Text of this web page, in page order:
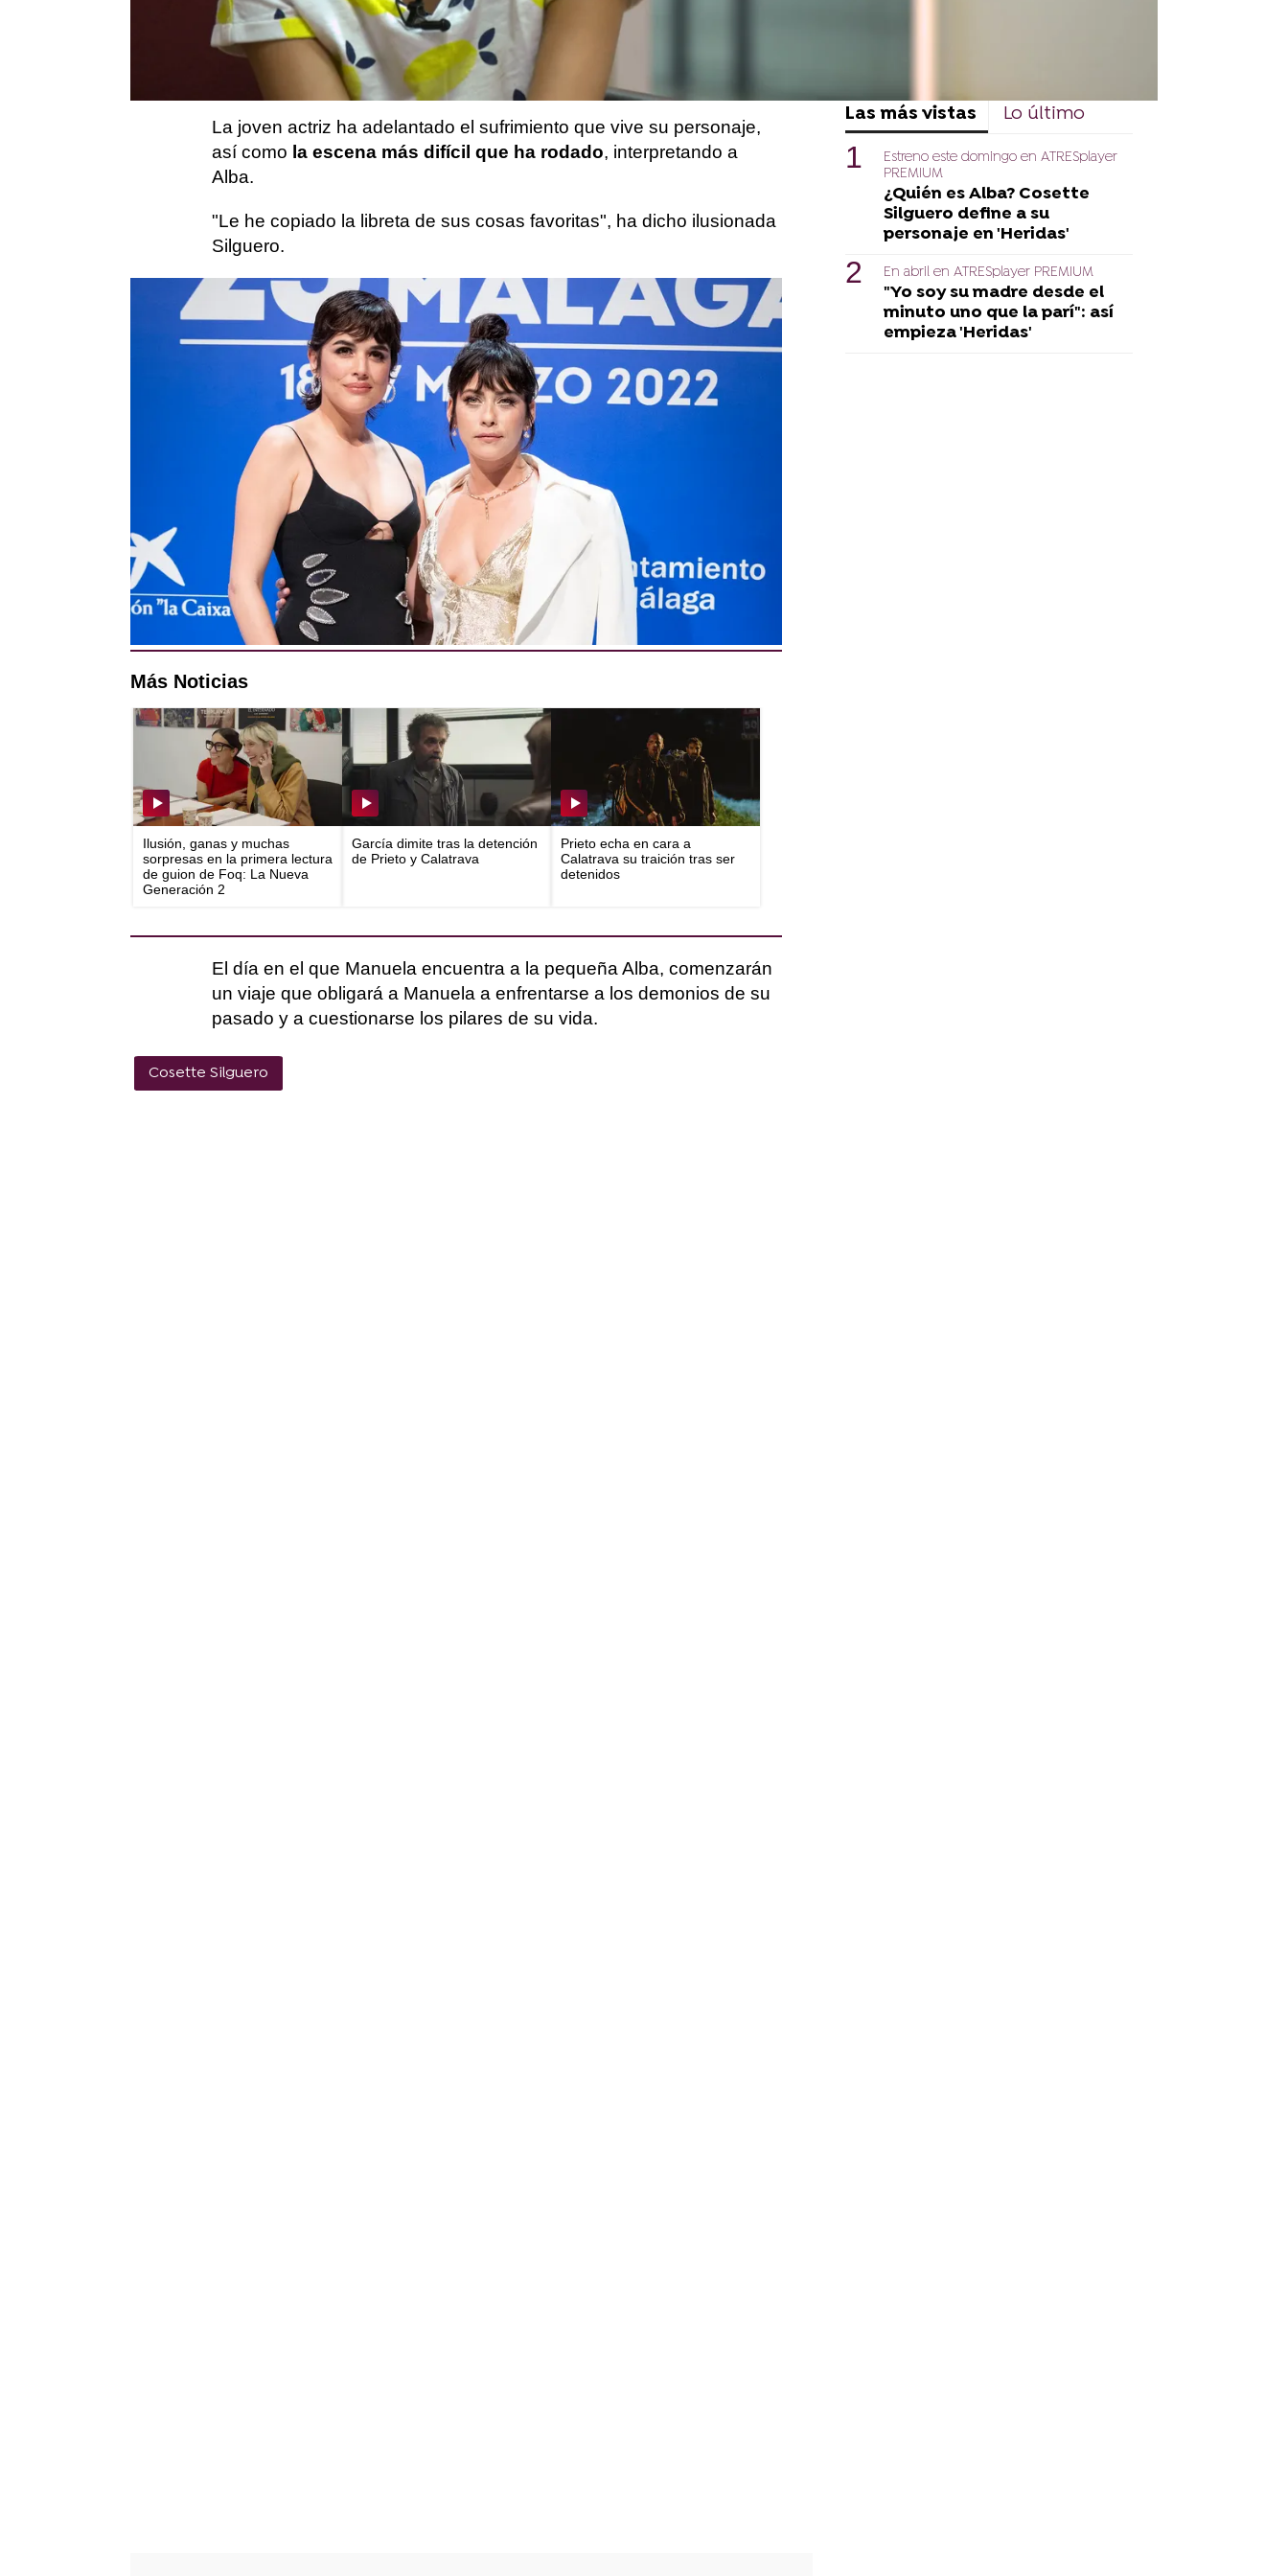
La serie estáprotagonizada porAdriana Ugarte
Cosette Silgueroquien interpreta a Alba, la hija de Yolanda e
hijastra de Lucho.
La joven actriz ha adelantado el sufrimiento que vive su personaje,
así como la escena más difícil que ha rodado, interpretando a
Alba.
"Le he copiado la libreta de sus cosas favoritas", ha dicho ilusionada
Silguero.
Así es 'Heridas'
Manuela es una joven que vive sola en una cabaña donde estudia
los humedales andaluces. A los 28 años, su vida gira en torno a las
aves, las que viven allí y las que están de paso como ella.
A pocos kilómetros vive Alba, una niña de siete años que nunca
tiene quién le haga el desayuno. Su madre, Yolanda, trabaja de
noche como pole dancer y duerme de día. El novio de ella, Lucho,
no está por la labor de cuidar a una niña que no es suya. La casa es
un desorden de objetos y horarios. Alba, como puede, asiste al
colegio, muchas veces sin nada en el estómago.
Más Noticias
Ilusión, ganas y muchas
sorpresas en la primera lectura
de guion de Foq: La Nueva
Generación 2
García dimite tras la detención
de Prieto y Calatrava
Prieto echa en cara a
Calatrava su traición tras ser
detenidos
El día en el que Manuela encuentra a la pequeña Alba, comenzarán
un viaje que obligará a Manuela a enfrentarse a los demonios de su
pasado y a cuestionarse los pilares de su vida.
Cosette Silguero
Las más vistas Lo último
Estreno este domingo en ATRESplayer
PREMIUM
¿Quién es Alba? Cosette
Silguero define a su
personaje en 'Heridas'
En abril en ATRESplayer PREMIUM
"Yo soy su madre desde el
minuto uno que la parí": así
empieza 'Heridas'